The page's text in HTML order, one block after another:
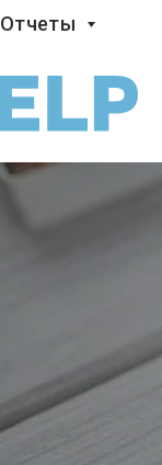
Отчеты